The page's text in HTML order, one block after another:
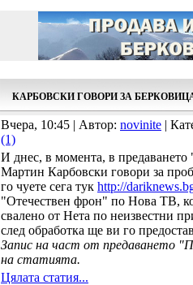
КАРБОВСКИ ГОВОРИ ЗА
Вчера, 10:45 | Автор: novinite |
(1)
И днес, в момента, в
Мартин Карбовски говори за
го чуете сега тук http://
"Отечествен фрон" по Нова ТВ,
свалено от Нета по неизвестни
след обработка ще ви го
Запис на част от предаването
на статията.
Цялата статия...